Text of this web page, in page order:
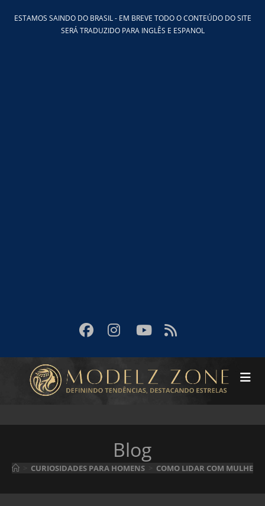
paraESTAMOS SAINDO DO BRASIL - EM BREVE TODO O CONTEÚDO DO SITE
SERÁ TRADUZIDO PARA INGLÊS E ESPANOL
Blog
CURIOSIDADES PARA HOMENS COMO LIDAR COM